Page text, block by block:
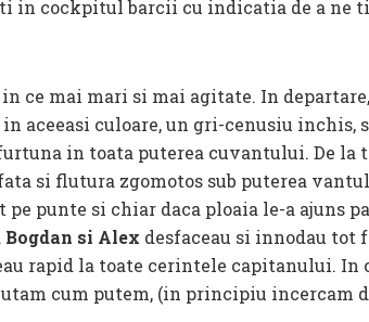
in cockpitul barcii cu indicatia de a ne
ce mai mari si mai agitate. In
aceeasi culoare, un gri-cenusiu
in toata puterea cuvantului. De
si flutura zgomotos sub puterea
punte si chiar daca ploaia le-a ajuns
Bogdan si Alex desfaceau si innodau tot
rapid la toate cerintele capitanului.
cum putem, (in principiu incercam